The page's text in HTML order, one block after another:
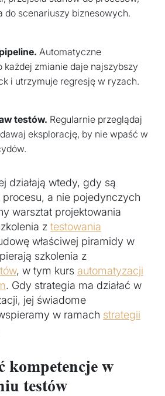
do scenariuszy biznesowych.
Automatyczne
każdej zmianie daje najszybszy
i utrzymuje regresję w ryzach.
testów. Regularnie przeglądaj
eksplorację, by nie wpaść w
działają wtedy, gdy są
a nie pojedynczych
warsztat projektowania
z testowania
właściwej piramidy w
szkolenia z
, w tym kurs automatyzacji
. Gdy strategia ma działać w
jej świadome
w ramach strategii
kompetencje w
testów